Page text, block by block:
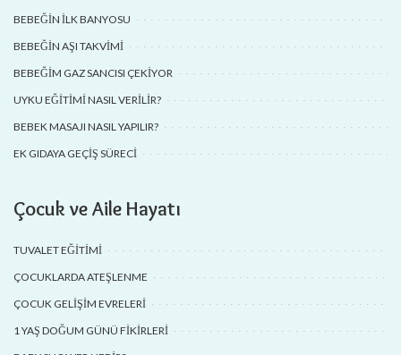
BEBEĞIN İLK BANYOSU
BEBEĞIN AŞI TAKVIMI
BEBEĞIM GAZ SANCISI ÇEKIYOR
UYKU EĞITIMI NASIL VERILIR?
BEBEK MASAJI NASIL YAPILIR?
EK GIDAYA GEÇIŞ SÜRECI
Çocuk ve Aile Hayatı
TUVALET EĞITIMI
ÇOCUKLARDA ATEŞLENME
ÇOCUK GELIŞIM EVRELERI
1 YAŞ DOĞUM GÜNÜ FIKIRLERI